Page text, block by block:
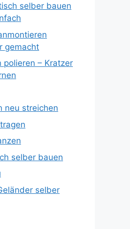
selber bauen
gemacht
polieren – Kratzer
neu streichen
selber bauen
selber